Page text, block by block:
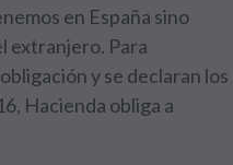
en España sino
extranjero. Para
y se declaran los
Hacienda obliga a